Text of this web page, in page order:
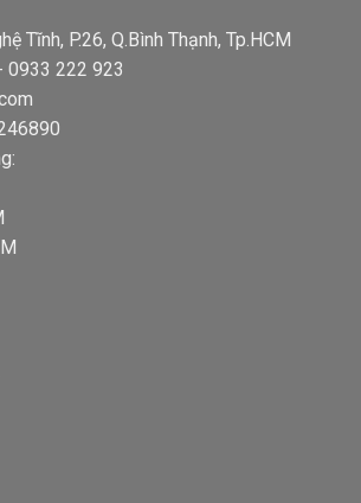
Tĩnh, P.26, Q.Bình Thạnh, Tp.HCM
0933 222 923